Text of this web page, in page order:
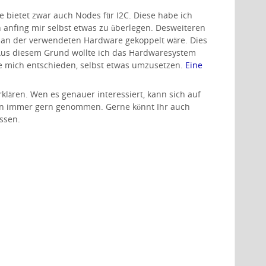
bietet zwar auch Nodes für I2C. Diese habe ich
mir selbst etwas zu überlegen. Desweiteren
der verwendeten Hardware gekoppelt wäre. Dies
diesem Grund wollte ich das Hardwaresystem
entschieden, selbst etwas umzusetzen. Eine
Wen es genauer interessiert, kann sich auf
immer gern genommen. Gerne könnt Ihr auch